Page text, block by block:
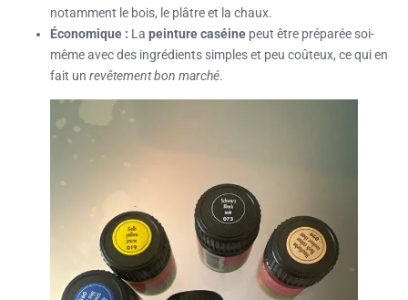
notamment le bois, le plâtre et la chaux.
Économique : La peinture caséine peut être préparée soi-
même avec des ingrédients simples et peu coûteux, ce qui en
fait un revêtement bon marché.